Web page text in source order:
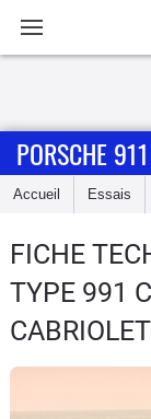
Accueil
Essais
Guide
d'achat
PORSCHE
Accueil Essais
FICHE
TYPE 991